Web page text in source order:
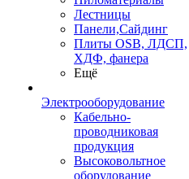
Лестницы
Панели,Сайдинг
Плиты OSB, ЛДСП,
ХДФ, фанера
Ещё
Электрооборудование
Кабельно-
проводниковая
продукция
Высоковольтное
оборудование